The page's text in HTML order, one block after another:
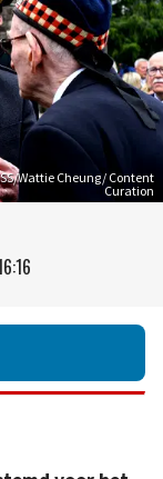
Wattie Cheung/ Content
Curation